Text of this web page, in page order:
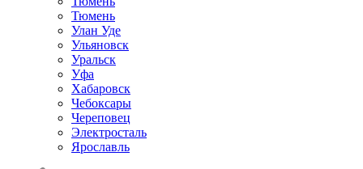
Тюмень
Улан Уде
Ульяновск
Уральск
Уфа
Хабаровск
Чебоксары
Череповец
Электросталь
Ярославль